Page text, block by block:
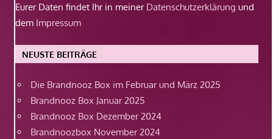
Eurer Daten findet Ihr in meiner Datenschutzerklärung und
dem Impressum
NEUSTE BEITRÄGE
Die Brandnooz Box im Februar und März 2025
Brandnooz Box Januar 2025
Brandnooz Box Dezember 2024
Brandnoozbox November 2024